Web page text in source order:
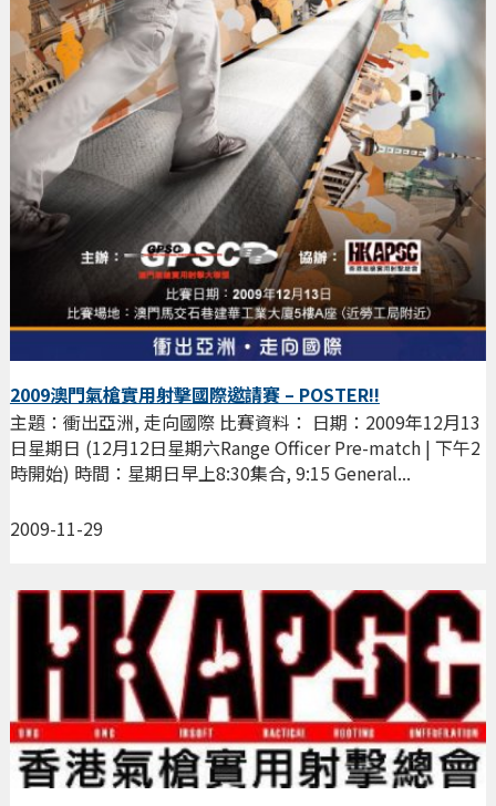
2009澳門氣槍實用射擊國際邀請賽 – POSTER!!
2009-11-29
主題：衝出亞洲, 走向國際 比賽資料： 日期：2009年12月13
日星期日 (12月12日星期六Range Officer Pre-match | 下午2
時開始) 時間：星期日早上8:30集合, 9:15 General...